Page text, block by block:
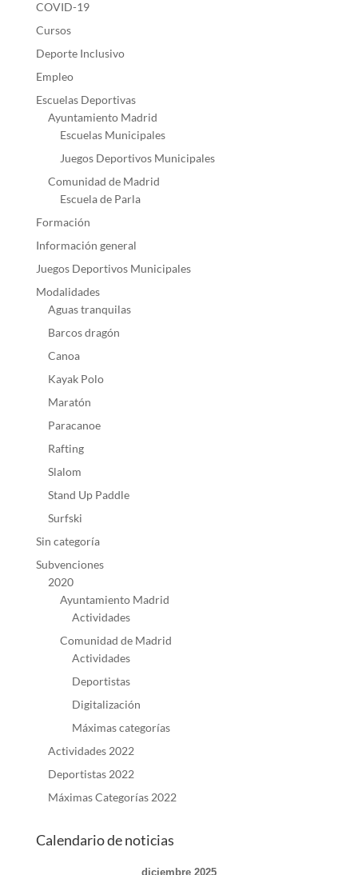
COVID-19
Cursos
Deporte Inclusivo
Empleo
Escuelas Deportivas
Ayuntamiento Madrid
Escuelas Municipales
Juegos Deportivos Municipales
Comunidad de Madrid
Escuela de Parla
Formación
Información general
Juegos Deportivos Municipales
Modalidades
Aguas tranquilas
Barcos dragón
Canoa
Kayak Polo
Maratón
Paracanoe
Rafting
Slalom
Stand Up Paddle
Surfski
Sin categoría
Subvenciones
2020
Ayuntamiento Madrid
Actividades
Comunidad de Madrid
Actividades
Deportistas
Digitalización
Máximas categorías
Actividades 2022
Deportistas 2022
Máximas Categorías 2022
Calendario de noticias
diciembre 2025